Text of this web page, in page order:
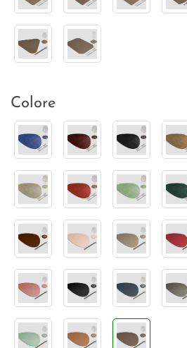
Colore